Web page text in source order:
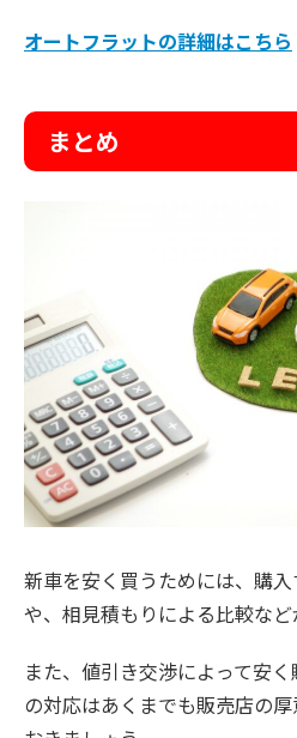
オートフラットの詳細はこちら
まとめ
新車を安く買うためには、購
や、相見積もりによる比較など
また、値引き交渉によって安
の対応はあくまでも販売店の